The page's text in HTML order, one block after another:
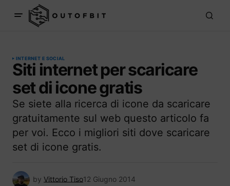
INTERNET E SOCIAL
Siti internet per scaricare
set di icone gratis
Se siete alla ricerca di icone da scaricare
gratuitamente sul web questo articolo fa
per voi. Ecco i migliori siti dove scaricare
set di icone gratis.
by Vittorio Tiso12 Giugno 2014